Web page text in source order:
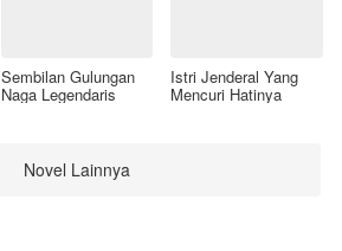
Sembilan Gulungan
Naga Legendaris
Istri Jenderal Yang
Mencuri Hatinya
Novel Lainnya